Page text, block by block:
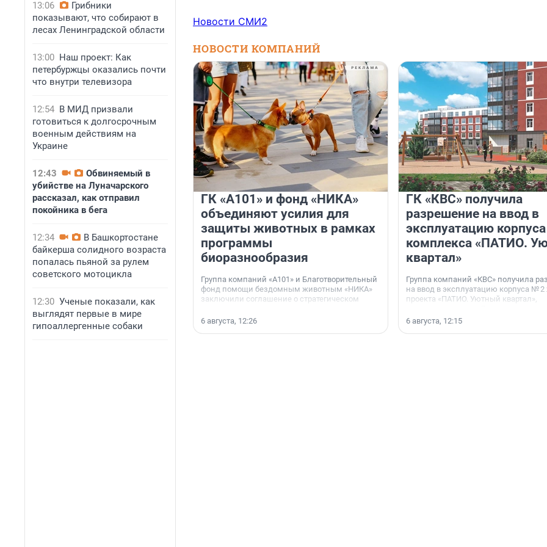
13:06
Грибники
показывают, что собирают в
лесах Ленинградской области
13:00 Наш проект: Как
петербуржцы оказались почти
что внутри телевизора
12:54 В МИД призвали
готовиться к долгосрочным
военным действиям на
Украине
12:43
Обвиняемый в
убийстве на Луначарского
рассказал, как отправил
покойника в бега
12:34
В Башкортостане
байкерша солидного возраста
попалась пьяной за рулем
советского мотоцикла
12:30 Ученые показали, как
выглядят первые в мире
гипоаллергенные собаки
Новости СМИ2
НОВОСТИ КОМПАНИЙ
ГК «А101» и фонд «НИКА»
объединяют усилия для
защиты животных в рамках
программы
биоразнообразия
Группа компаний «А101» и Благотворительный
фонд помощи бездомным животным «НИКА»
заключили соглашение о стратегическом
6 августа, 12:26
ГК «КВС» получила
разрешение на ввод в
эксплуатацию
комплекса «ПАТИО.
квартал»
Группа компаний «КВС» получила
на ввод в эксплуатацию корпуса № 2
проекта «ПАТИО. Уютный квартал»,
Ленинградской области.
6 августа, 12:15